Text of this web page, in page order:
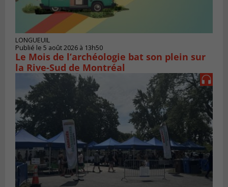
LONGUEUIL
Publié le 5 août 2026 à 13h50
Le Mois de l’archéologie bat son plein sur
la Rive-Sud de Montréal